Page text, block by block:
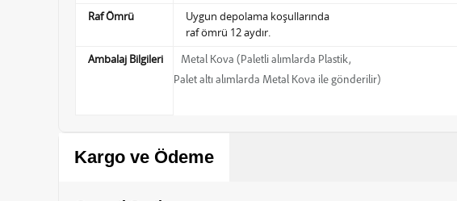
Raf Ömrü
Uygun depolama koşullarında
raf ömrü 12 aydır.
Ambalaj Bilgileri
Metal Kova (Paletli alımlarda Plastik,
Palet altı alımlarda Metal Kova ile gönderilir)
Kargo ve Ödeme